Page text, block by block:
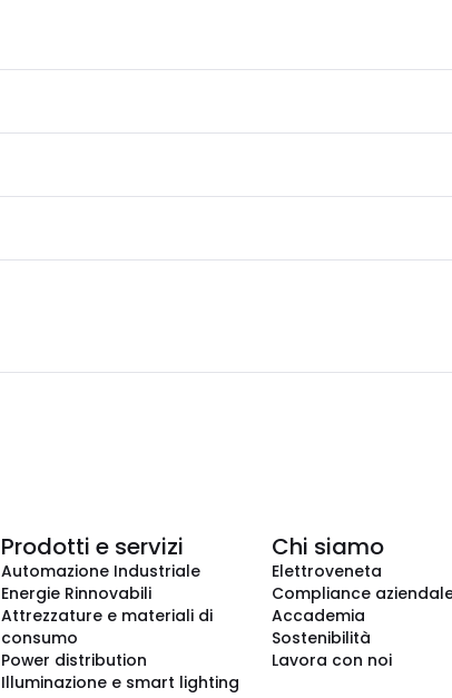
Prodotti e servizi
Automazione Industriale
Energie Rinnovabili
Attrezzature e materiali di
consumo
Power distribution
Illuminazione e smart lighting
Chi siamo
Elettroveneta
Compliance
Accademia
Sostenibilità
Lavora con noi